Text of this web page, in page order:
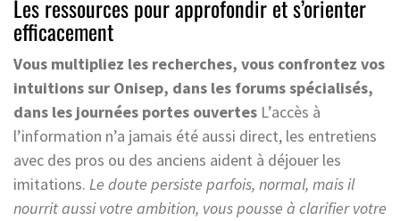
Les ressources pour approfondir et s’orienter
efficacement
Vous multipliez les recherches, vous confrontez vos
intuitions sur Onisep, dans les forums spécialisés,
dans les journées portes ouvertes L’accès à
l’information n’a jamais été aussi direct, les entretiens
avec des pros ou des anciens aident à déjouer les
imitations. Le doute persiste parfois, normal, mais il
nourrit aussi votre ambition, vous pousse à clarifier votre